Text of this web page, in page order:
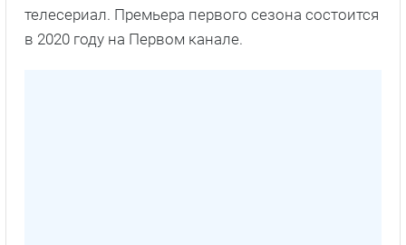
телесериал. Премьера первого сезона состоится
в 2020 году на Первом канале.